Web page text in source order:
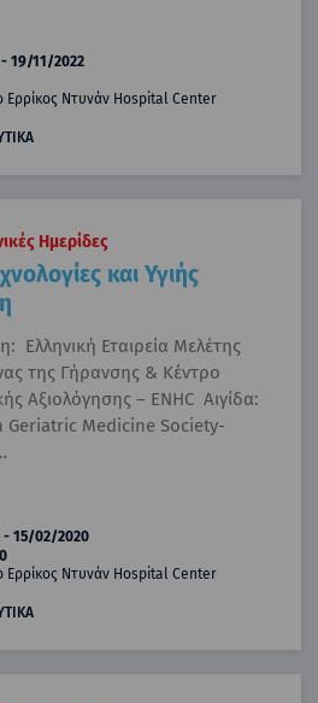
19/11/2022
Ερρίκος Ντυνάν Hospital Center
Ημερίδες
και Υγιής
Ελληνική Εταιρεία Μελέτης
της Γήρανσης & Κέντρο
Αξιολόγησης – ENHC Αιγίδα:
Geriatric Medicine Society-
15/02/2020
Ερρίκος Ντυνάν Hospital Center